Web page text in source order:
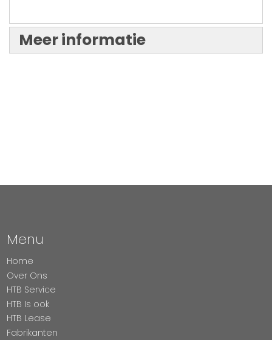
Meer informatie
Menu
Home
Over Ons
HTB Service
HTB Is ook
HTB Lease
Fabrikanten